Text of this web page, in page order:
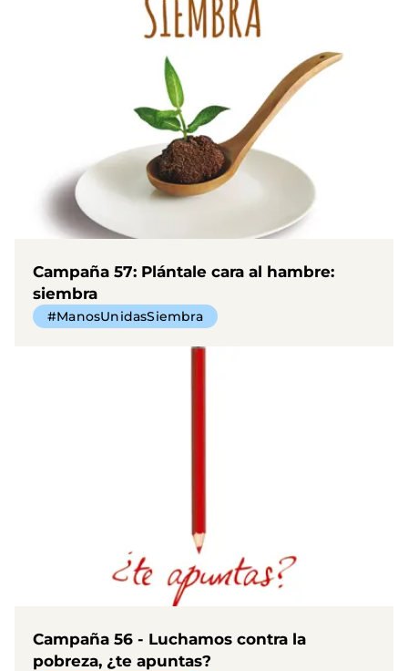
Campaña 57: Plántale cara al hambre:
siembra
#ManosUnidasSiembra
Campaña 56 - Luchamos contra la
pobreza, ¿te apuntas?